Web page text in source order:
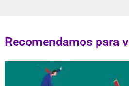
Recomendamos para